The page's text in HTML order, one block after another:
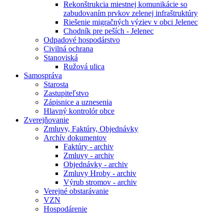
Rekonštrukcia miestnej komunikácie so
zabudovaním prvkov zelenej infraštruktúry
Riešenie migračných výziev v obci Jelenec
Chodník pre peších - Jelenec
Odpadové hospodárstvo
Civilná ochrana
Stanoviská
Ružová ulica
Samospráva
Starosta
Zastupiteľstvo
Zápisnice a uznesenia
Hlavný kontrolór obce
Zverejňovanie
Zmluvy, Faktúry, Objednávky
Archív dokumentov
Faktúry - archiv
Zmluvy - archiv
Objednávky - archiv
Zmluvy Hroby - archiv
Výrub stromov - archiv
Verejné obstarávanie
VZN
Hospodárenie